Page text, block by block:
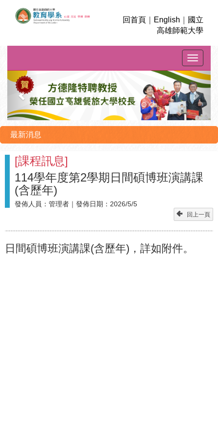
回首頁 English
國立
高雄師範大學
Toggle
上
一
則
下
一
則
最新消息
[課程訊息]
114學年度第2學期日間碩博班演講課
(含歷年)
發佈人員： 管理者 ｜發佈日期： 2026/5/5
回上一頁
日間碩博班演講課(含歷年)，詳如附件。